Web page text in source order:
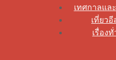
เทศกาลแล
เที่ยว
เรื่องทั่